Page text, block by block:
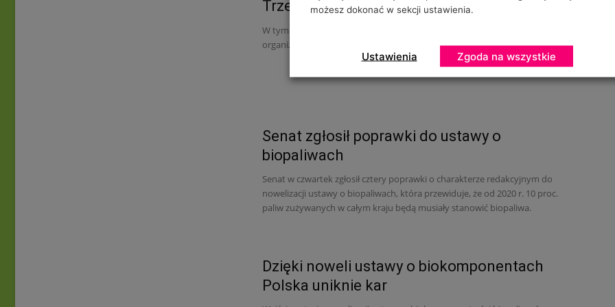
Trzecie Forum
W tym roku odbędzie się już trzecia edycja Forum Biomasy, które
organizowane jest przez powermeetings.eu.
Senat zgłosił poprawki do ustawy o
biopaliwach
Senat w czwartek zgłosił cztery poprawki o charakterze redakcyjnym do
nowelizacji ustawy o biopaliwach, która przewiduje, że od 2020 r. 10 proc.
paliw zużywanych w całym kraju będą musiały stanowić biopaliwa.
Dzięki noweli ustawy o biokomponentach
Polska uniknie kar
możesz dokonać w sekcji ustawienia.
Ustawienia Zgoda na wszystkie